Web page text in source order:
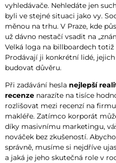
vyhledávače. Nehledáte jen
byli ve stejné situaci jako vy.
měnou na trhu. V Praze, kde
už dávno nestačí vsadit na
Velká loga na billboardech
Prodávají ji konkrétní lidé,
budovat důvěru.
Při zadávání hesla nejlepší
recenze narazíte na tisíce
rozlišovat mezi recenzí na
makléře. Zatímco korporát
díky masivnímu marketingu,
nováček bez zkušeností.
správně, musíme si nejdříve
a jaká je jeho skutečná role v